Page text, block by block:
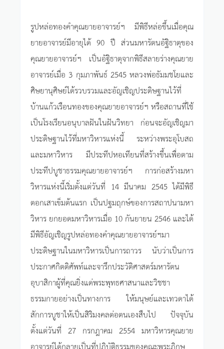
รูปหล่อทองคำคุณยายอาจารย์ฯ มีพิธีหล่อขึ้นเมื่อคุณ
ยายอาจารย์มีอายุได้ 90 ปี ส่วนมหารัตนอัฐิธาตุของ
คุณยายอาจารย์ฯ เป็นอัฐิธาตุจากพิธีสลายร่างคุณยาย
อาจารย์เมื่อ 3 กุมภาพันธ์ 2545 หลวงพ่อธัมมชโยและ
ศิษยานุศิษย์ได้รวบรวมและอัญเชิญประดิษฐานไว้ที่
บ้านแก้วเรือนทองของคุณยายอาจารย์ฯ หรือสถานที่ใช้
เป็นโรงเรียนอนุบาลฝันในฝันวิทยา ก่อนจะอัญเชิญมา
ประดิษฐานไว้ที่มหาวิหารแห่งนี้ ระหว่างพระอุโบสถ
และมหาวิหาร มีประทีปหอเทียนที่สร้างขึ้นเพื่อตาม
ประทีปบูชาธรรมคุณยายอาจารย์ฯ การก่อสร้างมหา
วิหารแห่งนี้เริ่มตั้งแต่วันที่ 14 มีนาคม 2545 ได้มีพิธี
ตอกเสาเข็มต้นแรก เป็นปฐมฤกษ์ของการสถาปนามหา
วิหาร ยกยอดมหาวิหารเมื่อ 10 กันยายน 2546 และได้
มีพิธีอัญเชิญรูปหล่อทองคำคุณยายอาจารย์ฯมา
ประดิษฐานในมหาวิหารเป็นการถาวร นับว่าเป็นการ
ประกาศกิตติศัพท์และจารึกประวัติศาสตร์มหารัตน
อุบาสิกาผู้ที่คุณยิ่งแด่พระพุทธศาสนาและวิชชา
ธรรมกายอย่างเป็นทางการ ให้มนุษย์และเทวดาได้
สักการบูชาให้เป็นสิริมงคลต่อตนเองสืบไป ปัจจุบัน
ตั้งแต่วันที่ 27 กรกฎาคม 2554 มหาวิหารคุณยาย
อาจารย์ได้กลายเป็นที่ปฏิบัติธรรมของคณะพระภิกษุ